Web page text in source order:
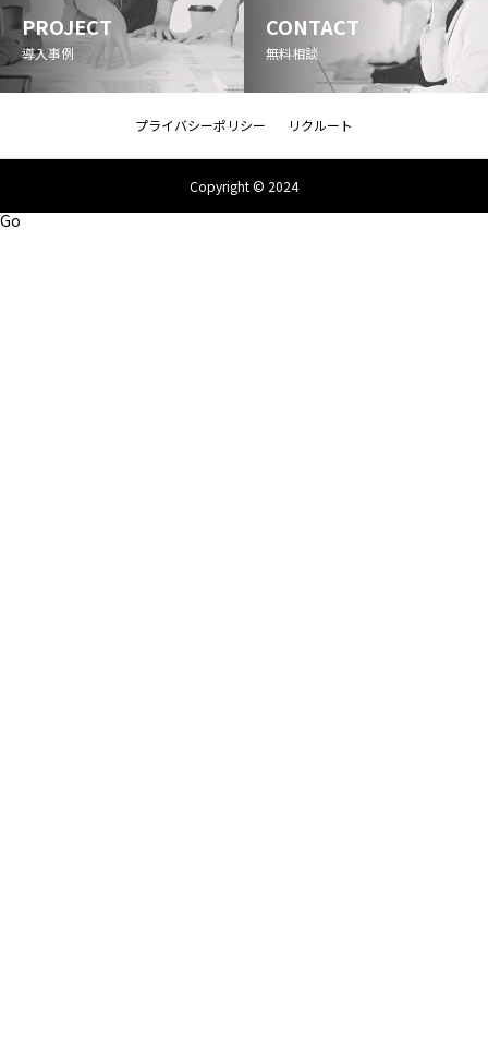
PROJECT
導入事例
CONTACT
無料相談
プライバシーポリシー リクルート
Copyright © 2024
Go